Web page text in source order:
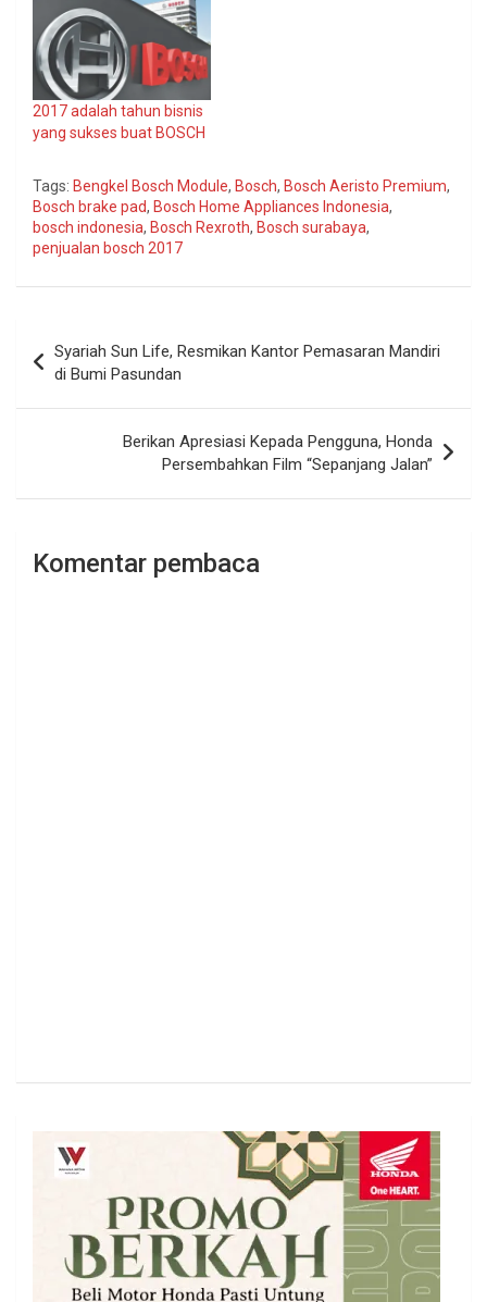
2017 adalah tahun bisnis
yang sukses buat BOSCH
Tags: Bengkel Bosch Module, Bosch, Bosch Aeristo Premium,
Bosch brake pad, Bosch Home Appliances Indonesia,
bosch indonesia, Bosch Rexroth, Bosch surabaya,
penjualan bosch 2017
pos
Syariah Sun Life, Resmikan Kantor Pemasaran Mandiri
di Bumi Pasundan
Berikan Apresiasi Kepada Pengguna, Honda
Persembahkan Film “Sepanjang Jalan”
Komentar pembaca